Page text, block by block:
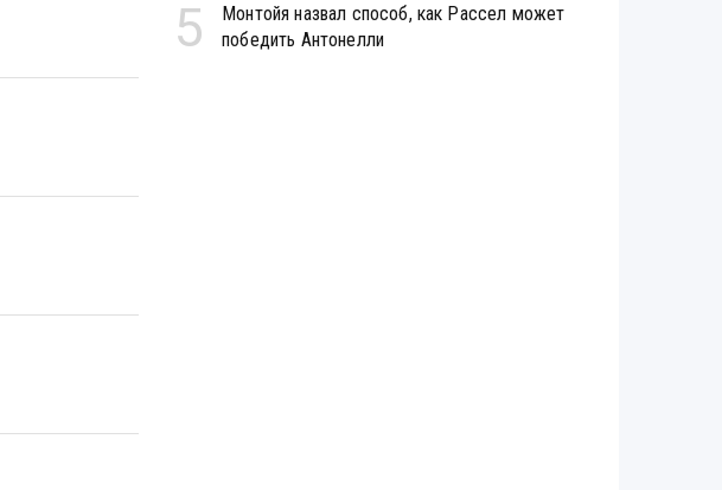
5
Монтойя назвал способ, как Рассел может
победить Антонелли